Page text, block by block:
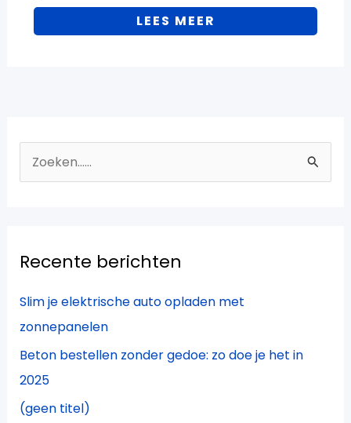
LEES MEER
n
:
Recente berichten
Slim je elektrische auto opladen met
zonnepanelen
Beton bestellen zonder gedoe: zo doe je het in
2025
(geen titel)